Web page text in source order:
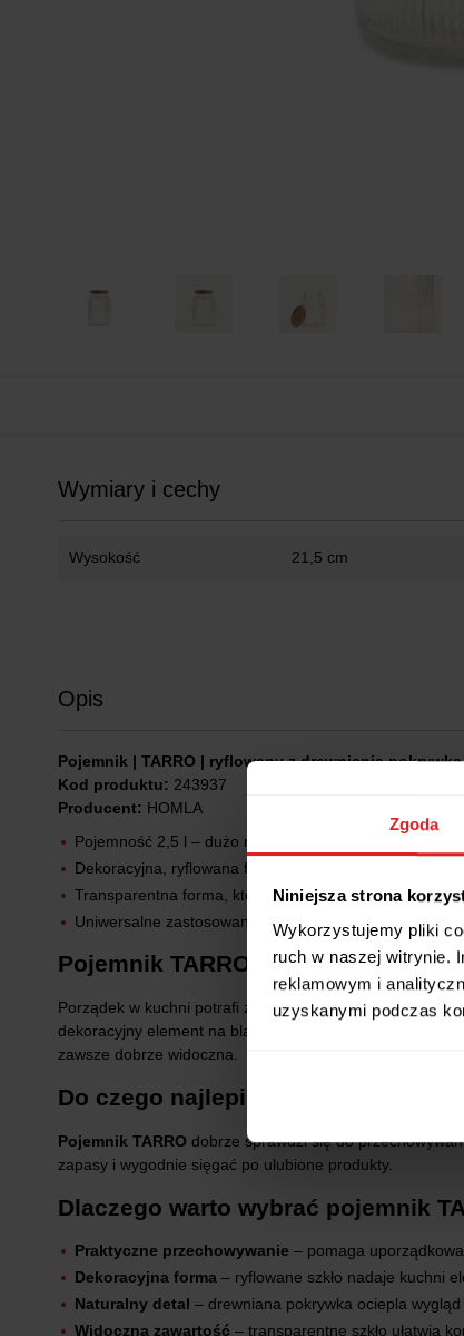
Zgoda
Niniejsza strona
Wykorzystujemy pliki
ruch w naszej witrynie.
reklamowym i
uzyskanymi podczas
Wymiary i cechy
Wysokość 21,5 cm
Opis
Pojemnik | TARRO | ryflowany z drewnianią pokrywką
Kod produktu: 243937
Producent: HOMLA
Pojemność 2,5 l – dużo miejsca na przechowywanie
Dekoracyjna, ryflowana faktura, która podkreśla
Transparentna forma, która umożliwia kontrolę
Uniwersalne zastosowanie – do makaronu, płatków,
Pojemnik TARRO ryflowany z
Porządek w kuchni potrafi zmienić codzienne gotowanie
dekoracyjny element na blacie lub półce. Ryflowane
zawsze dobrze widoczna.
Do czego najlepiej wykorzystać
Pojemnik TARRO dobrze sprawdzi się do
zapasy i wygodnie sięgać po ulubione produkty.
Dlaczego warto wybrać pojemnik
Praktyczne przechowywanie – pomaga
Dekoracyjna forma – ryflowane szkło nadaje kuchni
Naturalny detal – drewniana pokrywka ociepla
Widoczna zawartość – transparentne szkło ułatwia